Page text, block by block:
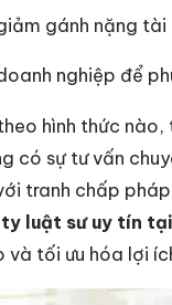
gánh nặng
nghiệp để
hình thức
có sự tư vấn
tranh chấp
luật sư uy tín
và tối ưu hóa lợi